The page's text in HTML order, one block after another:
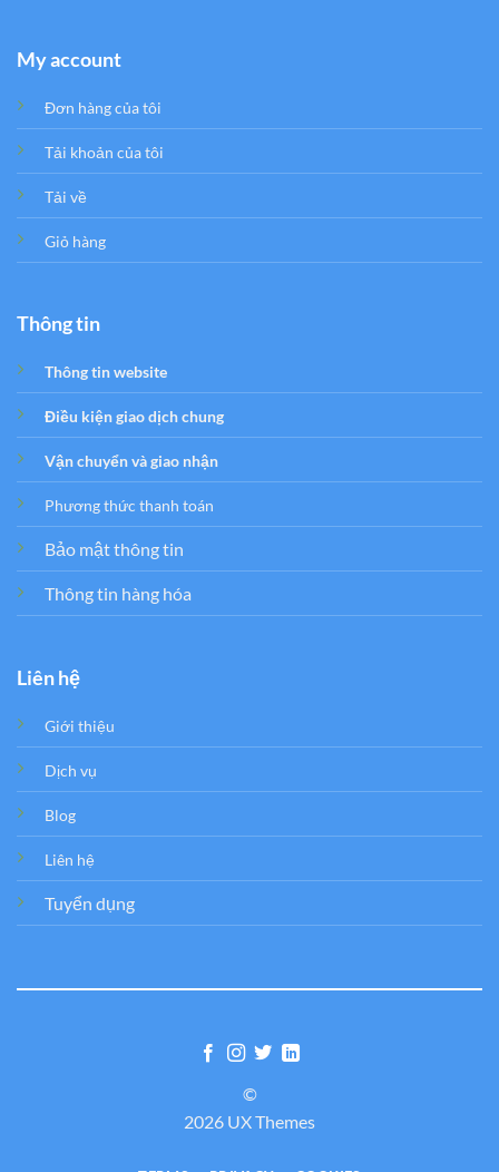
My account
Đơn hàng của tôi
Tải khoản của tôi
Tải về
Giỏ hàng
Thông tin
Thông tin website
Điều kiện giao dịch chung
Vận chuyển và giao nhận
Phương thức thanh toán
Bảo mật thông tin
Thông tin hàng hóa
Liên hệ
Giới thiệu
Dịch vụ
Blog
Liên hệ
Tuyển dụng
©
2026 UX Themes